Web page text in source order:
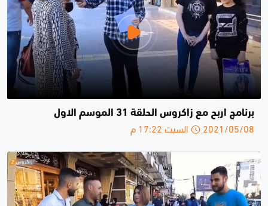
برنامج اربح مع زاكروس الحلقة 31 الموسم الاول
2021/05/08 السبت 17:22 م